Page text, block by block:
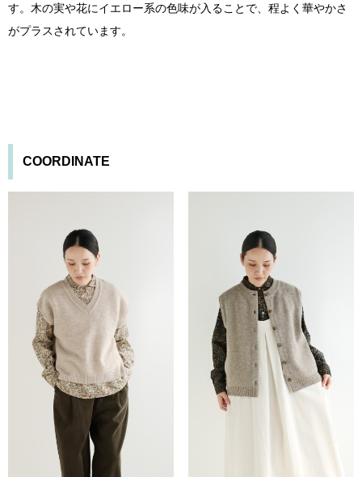
す。木の実や花にイエロー系の色味が入ることで、程よく華やかさ
がプラスされています。
COORDINATE